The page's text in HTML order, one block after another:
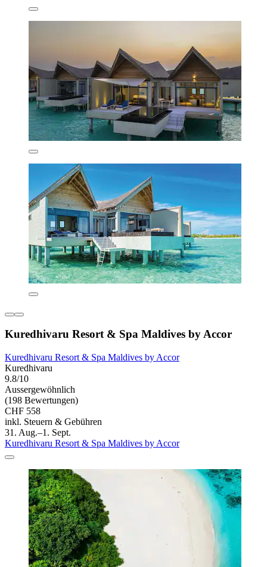
Kuredhivaru Resort & Spa Maldives by Accor
Kuredhivaru Resort & Spa Maldives by Accor
Kuredhivaru
9.8/10
Aussergewöhnlich
(198 Bewertungen)
CHF 558
inkl. Steuern & Gebühren
31. Aug.–1. Sept.
Kuredhivaru Resort & Spa Maldives by Accor